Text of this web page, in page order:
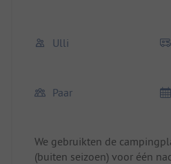
Ulli
Paar
We gebruikten de
(buiten seizoen) voor één